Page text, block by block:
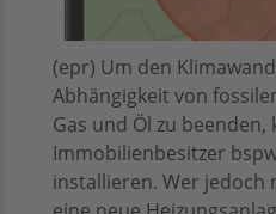
(epr) Um den
Abhängigkeit von
Gas und Öl zu beenden,
Immobilienbesitzer
installieren. Wer jedoch